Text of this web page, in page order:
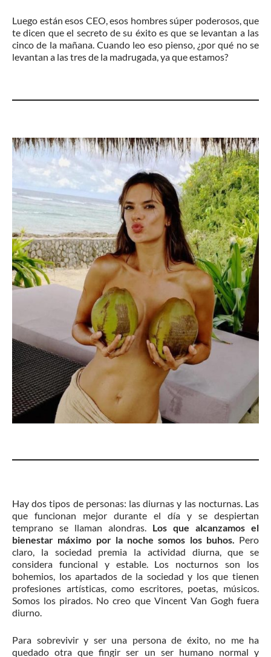
Luego están esos CEO, esos hombres súper poderosos, que
te dicen que el secreto de su éxito es que se levantan a las
cinco de la mañana. Cuando leo eso pienso, ¿por qué no se
levantan a las tres de la madrugada, ya que estamos?
Hay dos tipos de personas: las diurnas y las nocturnas. Las
que funcionan mejor durante el día y se despiertan
temprano se llaman alondras. Los que alcanzamos el
bienestar máximo por la noche somos los buhos. Pero
claro, la sociedad premia la actividad diurna, que se
considera funcional y estable. Los nocturnos son los
bohemios, los apartados de la sociedad y los que tienen
profesiones artísticas, como escritores, poetas, músicos.
Somos los pirados. No creo que Vincent Van Gogh fuera
diurno.
Para sobrevivir y ser una persona de éxito, no me ha
quedado otra que fingir ser un ser humano normal y